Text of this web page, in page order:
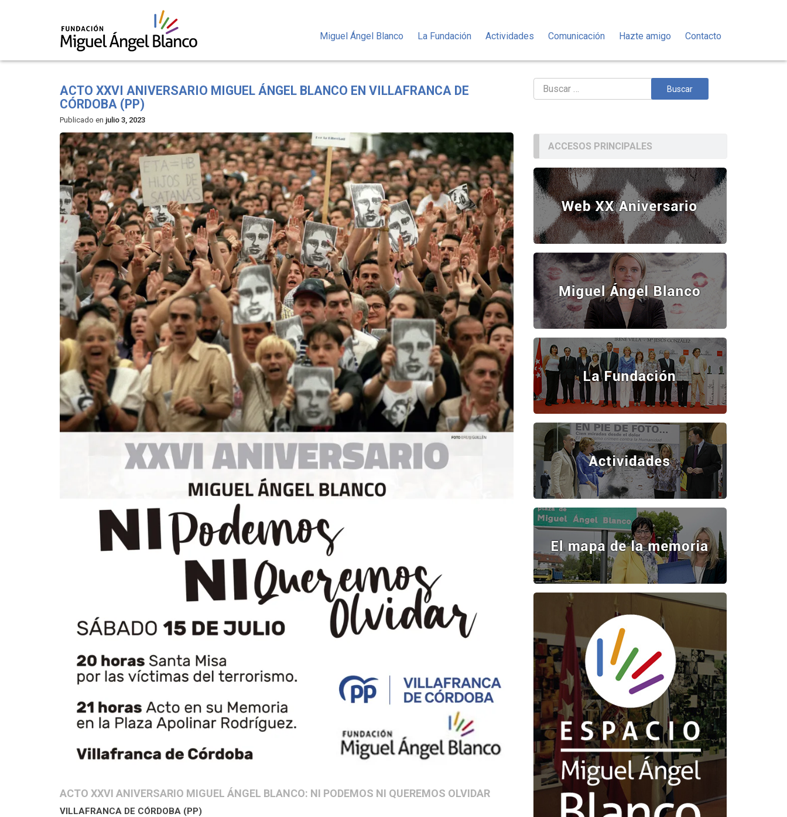
Miguel Ángel Blanco La Fundación Actividades Comunicación Hazte amigo Contacto
ACTO XXVI ANIVERSARIO MIGUEL ÁNGEL BLANCO EN VILLAFRANCA DE
CÓRDOBA (PP)
Publicado en julio 3, 2023
ACTO XXVI ANIVERSARIO MIGUEL ÁNGEL BLANCO: NI PODEMOS NI QUEREMOS OLVIDAR
VILLAFRANCA DE CÓRDOBA (PP)
Buscar:
ACCESOS PRINCIPALES